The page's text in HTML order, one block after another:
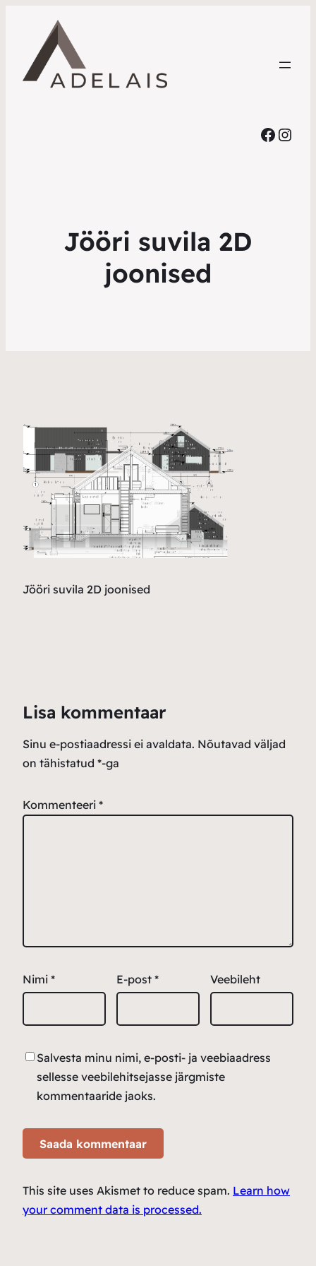
Jööri suvila 2D
joonised
Jööri suvila 2D joonised
Lisa kommentaar
Sinu e-postiaadressi ei avaldata. Nõutavad väljad
on tähistatud *-ga
Kommenteeri *
Nimi * E-post * Veebileht
Salvesta minu nimi, e-posti- ja veebiaadress
sellesse veebilehitsejasse järgmiste
kommentaaride jaoks.
This site uses Akismet to reduce spam. Learn how
your comment data is processed.